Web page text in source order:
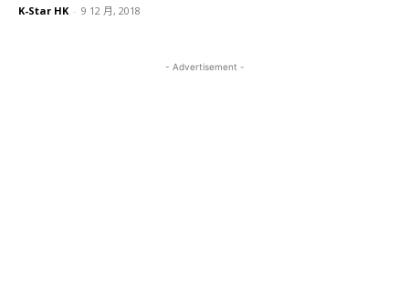
K-Star HK - 9 12 月, 2018
- Advertisement -